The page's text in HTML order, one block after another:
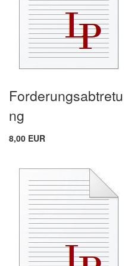
Forderungsabtretu
ng
8,00 EUR